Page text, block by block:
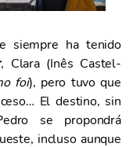
siempre ha tenido
, Clara (Inês Castel-
foi), pero tuvo que
El destino, sin
se propondrá
incluso aunque